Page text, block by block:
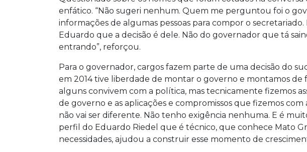
enfático. “Não sugeri nenhum. Quem me perguntou foi o
informações de algumas pessoas para compor o
Eduardo que a decisão é dele. Não do governador que tá
entrando”, reforçou.
Para o governador, cargos fazem parte de uma decisão do
em 2014 tive liberdade de montar o governo e montamos de
alguns convivem com a política, mas tecnicamente fizemos
de governo e as aplicações e compromissos que fizemos
não vai ser diferente. Não tenho exigência nenhuma. E é
perfil do Eduardo Riedel que é técnico, que conhece Mato
necessidades, ajudou a construir esse momento de